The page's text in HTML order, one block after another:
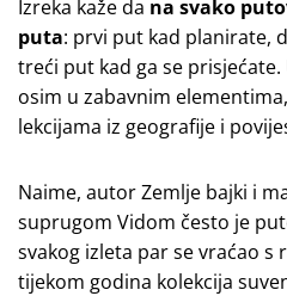
Izreka kaže da na svako
puta: prvi put kad planirate,
treći put kad ga se
osim u zabavnim
lekcijama iz geografije i
Naime, autor Zemlje bajki i
suprugom Vidom često je
svakog izleta par se vraćao s
tijekom godina kolekcija